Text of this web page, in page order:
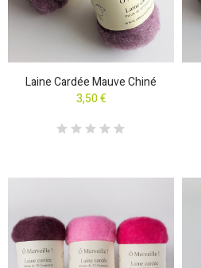
Laine Cardée Mauve Chiné
3,50 €